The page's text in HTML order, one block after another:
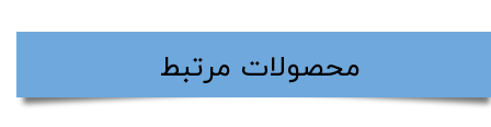
​محصولات مرتبط